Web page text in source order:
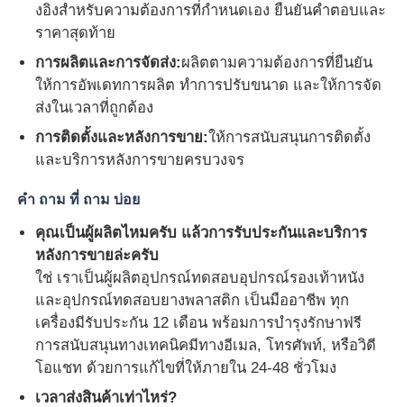
งอิงสําหรับความต้องการที่กําหนดเอง ยืนยันคําตอบและ
ราคาสุดท้าย
การผลิตและการจัดส่ง:ผลิตตามความต้องการที่ยืนยัน
ให้การอัพเดทการผลิต ทําการปรับขนาด และให้การจัด
ส่งในเวลาที่ถูกต้อง
การติดตั้งและหลังการขาย:ให้การสนับสนุนการติดตั้ง
และบริการหลังการขายครบวงจร
คํา ถาม ที่ ถาม บ่อย
คุณเป็นผู้ผลิตไหมครับ แล้วการรับประกันและบริการ
หลังการขายล่ะครับ
ใช่ เราเป็นผู้ผลิตอุปกรณ์ทดสอบอุปกรณ์รองเท้าหนัง
และอุปกรณ์ทดสอบยางพลาสติก เป็นมืออาชีพ ทุก
เครื่องมีรับประกัน 12 เดือน พร้อมการบํารุงรักษาฟรี
การสนับสนุนทางเทคนิคมีทางอีเมล, โทรศัพท์, หรือวิดี
โอแชท ด้วยการแก้ไขที่ให้ภายใน 24-48 ชั่วโมง
เวลาส่งสินค้าเท่าไหร่?